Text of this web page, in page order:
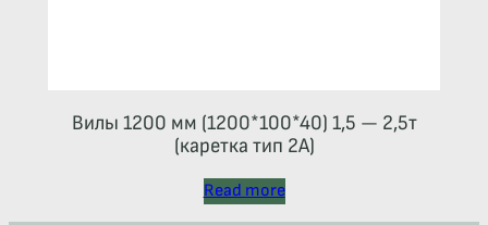
Вилы 1200 мм (1200*100*40) 1,5 — 2,5т
(каретка тип 2A)
Read more